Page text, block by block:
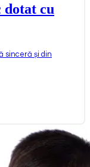
dotat cu
sinceră și din